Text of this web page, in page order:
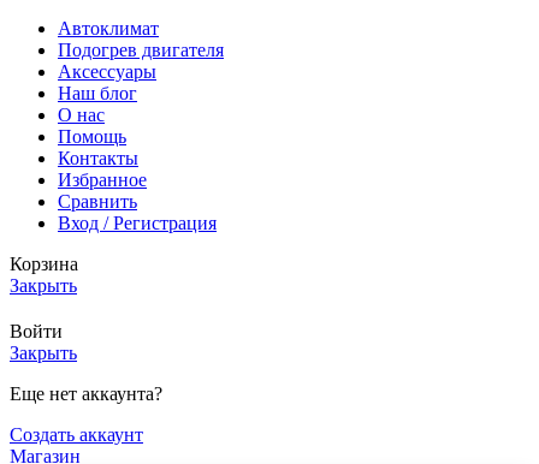
Автоклимат
Подогрев двигателя
Аксессуары
Наш блог
О нас
Помощь
Контакты
Избранное
Сравнить
Вход / Регистрация
Корзина
Закрыть
Войти
Закрыть
Еще нет аккаунта?
Создать аккаунт
Магазин